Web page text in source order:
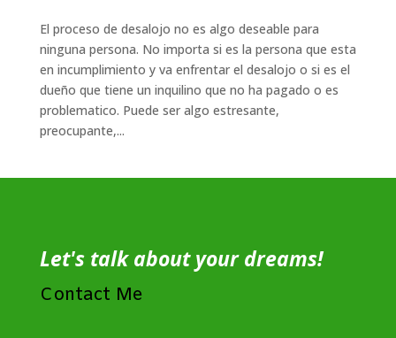
El proceso de desalojo no es algo deseable para
ninguna persona. No importa si es la persona que esta
en incumplimiento y va enfrentar el desalojo o si es el
dueño que tiene un inquilino que no ha pagado o es
problematico. Puede ser algo estresante,
preocupante,...
Let's talk about your dreams!
Contact Me